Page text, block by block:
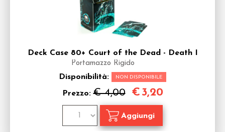
Deck Case 80+ Court of the Dead - Death I
Portamazzo Rigido
Disponibilità: NON DISPONIBILE
Prezzo:€ 4,00 € 3,20